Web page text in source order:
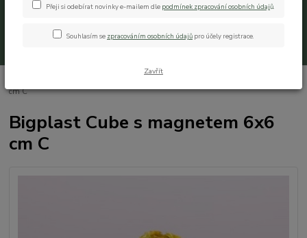
cm C
Bigplast Cube s magnetem 6x6
cm C
Přeji si odebírat novinky e-mailem dle podmínek zpracování osobních údajů.
Souhlasím se zpracováním osobních údajů pro účely registrace.
Zavřít